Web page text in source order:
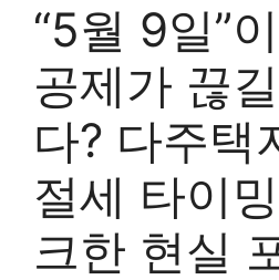
“5월 9일”
공제가 끊
다? 다주택
절세 타이
크한 현실